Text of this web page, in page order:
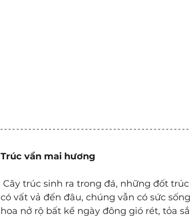
Trúc vần mai hương
có vất vả đến đâu, chúng vẫn có sức
hoa nở rộ bất kể ngày đông gió rét, tỏa